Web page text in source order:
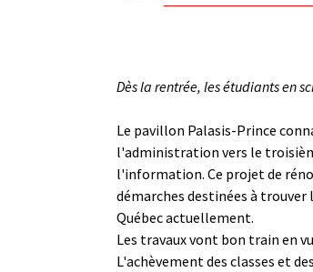
Dès la rentrée, les étudiants en
Le pavillon Palasis-Prince
l'administration vers le
l'information. Ce projet de
démarches destinées à
Québec actuellement.
Les travaux vont bon train en
L'achèvement des classes et